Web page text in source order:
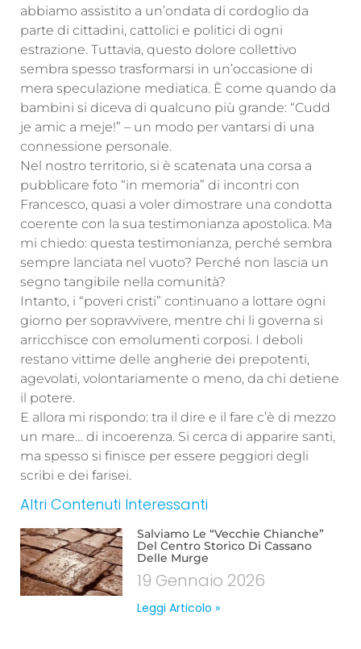
abbiamo assistito a un’ondata di cordoglio da
parte di cittadini, cattolici e politici di ogni
estrazione. Tuttavia, questo dolore collettivo
sembra spesso trasformarsi in un’occasione di
mera speculazione mediatica. È come quando da
bambini si diceva di qualcuno più grande: “Cudd
je amic a meje!” – un modo per vantarsi di una
connessione personale.
Nel nostro territorio, si è scatenata una corsa a
pubblicare foto “in memoria” di incontri con
Francesco, quasi a voler dimostrare una condotta
coerente con la sua testimonianza apostolica. Ma
mi chiedo: questa testimonianza, perché sembra
sempre lanciata nel vuoto? Perché non lascia un
segno tangibile nella comunità?
Intanto, i “poveri cristi” continuano a lottare ogni
giorno per sopravvivere, mentre chi li governa si
arricchisce con emolumenti corposi. I deboli
restano vittime delle angherie dei prepotenti,
agevolati, volontariamente o meno, da chi detiene
il potere.
E allora mi rispondo: tra il dire e il fare c’è di mezzo
un mare… di incoerenza. Si cerca di apparire santi,
ma spesso si finisce per essere peggiori degli
scribi e dei farisei.
Altri Contenuti Interessanti
Salviamo Le “vecchie Chianche”
Del Centro Storico Di Cassano
Delle Murge
19 Gennaio 2026
Leggi Articolo »